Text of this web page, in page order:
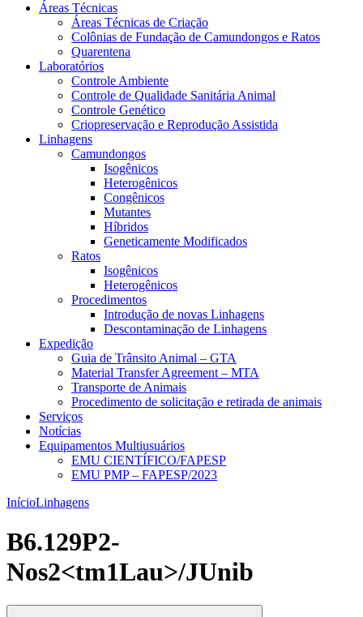
Áreas Técnicas
Áreas Técnicas de Criação
Colônias de Fundação de Camundongos e Ratos
Quarentena
Laboratórios
Controle Ambiente
Controle de Qualidade Sanitária Animal
Controle Genético
Criopreservação e Reprodução Assistida
Linhagens
Camundongos
Isogênicos
Heterogênicos
Congênicos
Mutantes
Híbridos
Geneticamente Modificados
Ratos
Isogênicos
Heterogênicos
Procedimentos
Introdução de novas Linhagens
Descontaminação de Linhagens
Expedição
Guia de Trânsito Animal – GTA
Material Transfer Agreement – MTA
Transporte de Animais
Procedimento de solicitação e retirada de animais
Serviços
Notícias
Equipamentos Multiusuários
EMU CIENTÍFICO/FAPESP
EMU PMP – FAPESP/2023
InícioLinhagens
B6.129P2-
Nos2<tm1Lau>/JUnib